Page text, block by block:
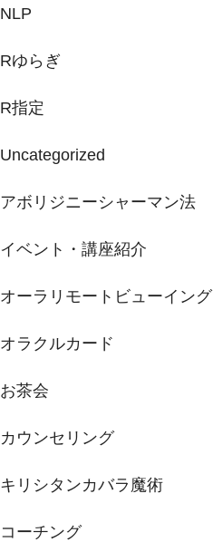
NLP
Rゆらぎ
R指定
Uncategorized
アボリジニーシャーマン法
イベント・講座紹介
オーラリモートビューイング
オラクルカード
お茶会
カウンセリング
キリシタンカバラ魔術
コーチング